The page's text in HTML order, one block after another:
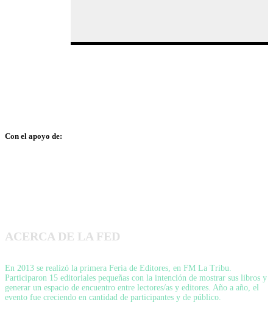
Con el apoyo de:
ACERCA DE LA FED
En 2013 se realizó la primera Feria de Editores, en FM La Tribu.
Participaron 15 editoriales pequeñas con la intención de mostrar sus libros y
generar un espacio de encuentro entre lectores/as y editores. Año a año, el
evento fue creciendo en cantidad de participantes y de público.